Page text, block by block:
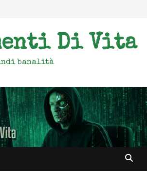
Di Vita
banalità